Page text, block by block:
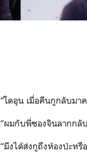
“โดอุน เมื่อคืนกูกลับมา
“ผมกับพี่ซองจินลากกลับ
“มึงได้ส่งกูถึงห้องป่ะหรื